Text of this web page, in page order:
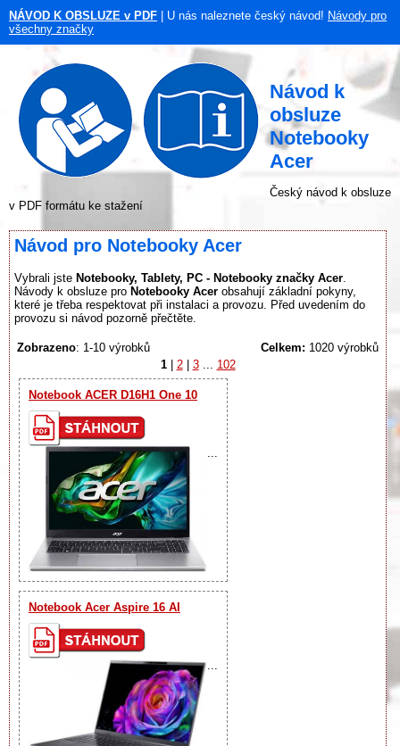
NÁVOD K OBSLUZE v PDF | U nás naleznete český návod! Návody pro
všechny značky
Návod k
obsluze
Notebooky
Acer
Český návod k obsluze
v PDF formátu ke stažení
Návod pro Notebooky Acer
Vybrali jste Notebooky, Tablety, PC - Notebooky značky Acer
Návody k obsluze pro Notebooky Acer obsahují základní pokyny,
které je třeba respektovat při instalaci a provozu. Před uvedením do
provozu si návod pozorně přečtěte.
Zobrazeno: 1-10 výrobků Celkem: 1020 výrobků
1 | 2 | 3 102
Notebook ACER D16H1 One 10
Notebook Acer Aspire 16 AI